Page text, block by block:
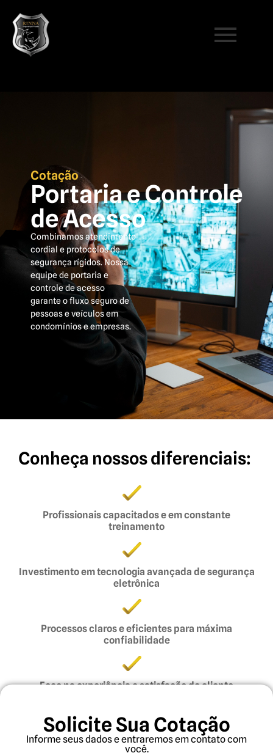
Cotação
Portaria e Controle
de Acesso
Combinamos atendimento
cordial e protocolos de
segurança rígidos. Nossa
equipe de portaria e
controle de acesso
garante o fluxo seguro de
pessoas e veículos em
condomínios e empresas.
Conheça nossos diferenciais:
Profissionais capacitados e em constante
treinamento
Investimento em tecnologia avançada de segurança
eletrônica
Processos claros e eficientes para máxima
confiabilidade
Foco na experiência e satisfação do cliente
Atuação em diferentes segmentos: condomínios,
indústrias, saúde, varejo, grandes eventos e mais
Solicite Sua Cotação
Informe seus dados e entraremos em contato com
você.